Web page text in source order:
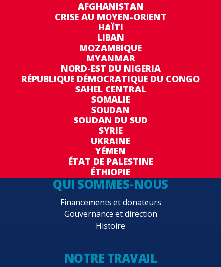
AFGHANISTAN
CRISE AU MOYEN-ORIENT
HAÏTI
LIBAN
MOZAMBIQUE
MYANMAR
NORD-EST DU NIGERIA
RÉPUBLIQUE DÉMOCRATIQUE DU CONGO
SAHEL CENTRAL
SOMALIE
SOUDAN
SOUDAN DU SUD
SYRIE
UKRAINE
YÉMEN
ÉTAT DE PALESTINE
ÉTHIOPIE
QUI SOMMES-NOUS
Financements et donateurs
Gouvernance et direction
Histoire
NOTRE TRAVAIL